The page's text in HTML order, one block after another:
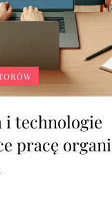
i technologie
pracę